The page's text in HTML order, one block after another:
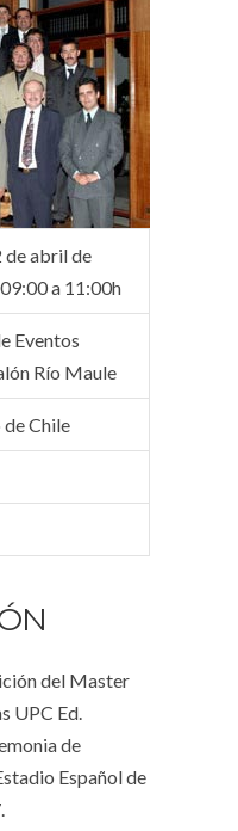
de abril de
a 11:00h
Eventos
Río Maule
Chile
del Master
UPC Ed.
de
Español de